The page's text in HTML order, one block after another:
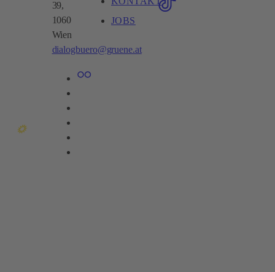
39,
1060
Wien​
dialogbuero@gruene.at
JOBS